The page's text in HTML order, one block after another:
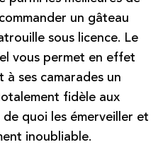
un gâteau
sous licence. Le
vous permet en effet
ses camarades un
fidèle aux
quoi les émerveiller et
inoubliable.